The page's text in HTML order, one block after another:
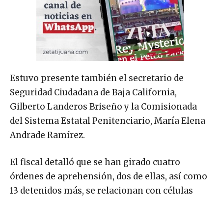
Estuvo presente también el secretario de
Seguridad Ciudadana de Baja California,
Gilberto Landeros Briseño y la Comisionada
del Sistema Estatal Penitenciario, María Elena
Andrade Ramírez.
El fiscal detalló que se han girado cuatro
órdenes de aprehensión, dos de ellas, así como
13 detenidos más, se relacionan con células